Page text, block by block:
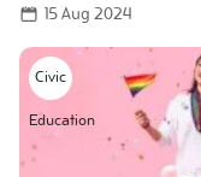
15 Aug 2024
Civic
Education